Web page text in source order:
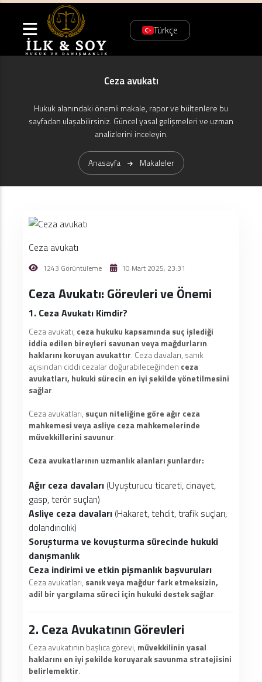
Türkçe
Ceza avukatı
Hukuk alanındaki önemli makale, rapor ve bültenlere bu
sayfadan ulaşabilirsiniz. Güncel yasal gelişmeleri ve uzman
analizlerini inceleyin.
Anasayfa Makaleler
Ceza avukatı
1243 Görüntüleme 10 Mart 2025, 23:31
Ceza Avukatı: Görevleri ve Önemi
1. Ceza Avukatı Kimdir?
Ceza avukatı, ceza hukuku kapsamında suç işlediği
iddia edilen bireyleri savunan veya mağdurların
haklarını koruyan avukattır. Ceza davaları, sanık
açısından ciddi cezalar doğurabileceğinden ceza
avukatları, hukuki sürecin en iyi şekilde yönetilmesini
sağlar.
Ceza avukatları, suçun niteliğine göre ağır ceza
mahkemesi veya asliye ceza mahkemelerinde
müvekkillerini savunur.
Ceza avukatlarının uzmanlık alanları şunlardır:
Ağır ceza davaları (Uyuşturucu ticareti, cinayet,
gasp, terör suçları)
Asliye ceza davaları (Hakaret, tehdit, trafik suçları,
dolandırıcılık)
Soruşturma ve kovuşturma sürecinde hukuki
danışmanlık
Ceza indirimi ve etkin pişmanlık başvuruları
Ceza avukatları, sanık veya mağdur fark etmeksizin,
adil bir yargılama süreci için hukuki destek sağlar.
2. Ceza Avukatının Görevleri
Ceza avukatının başlıca görevi, müvekkilinin yasal
haklarını en iyi şekilde koruyarak savunma stratejisini
belirlemektir.